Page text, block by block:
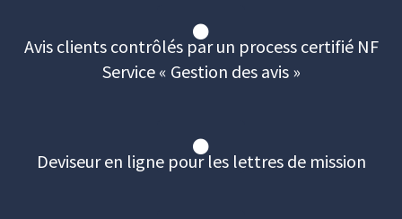
Avis clients contrôlés par un process certifié NF
Service « Gestion des avis »
Deviseur en ligne pour les lettres de mission